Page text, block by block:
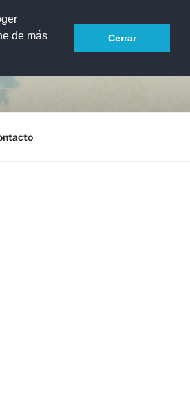
de más
Cerrar